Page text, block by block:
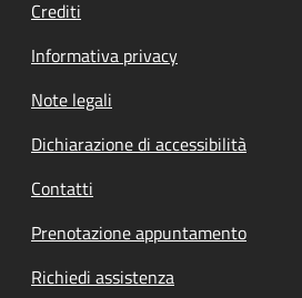
Crediti
Informativa privacy
Note legali
Dichiarazione di accessibilità
Contatti
Prenotazione appuntamento
Richiedi assistenza